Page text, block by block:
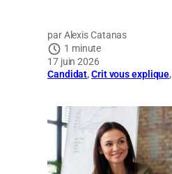
Alexis Catanas
1 minute
17 juin 2026
Candidat, Crit vous explique,